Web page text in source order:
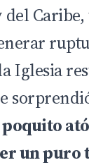
Iglesia
un